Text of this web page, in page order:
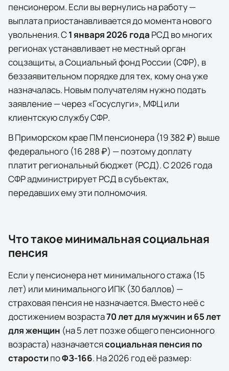
пенсионером. Если вы вернулись на работу —
выплата приостанавливается до момента нового
увольнения. С1 января 2026 года РСД во многих
регионах устанавливает не местный орган
соцзащиты, а Социальный фонд России (СФР), в
беззаявительном порядке для тех, кому она уже
назначалась. Новым получателям нужно подать
заявление — через «Госуслуги», МФЦ или
клиентскую службу СФР.
ВПриморском краеПМ пенсионера (19 382 ₽) выше
федерального (16 288 ₽) — поэтому доплату
платит региональный бюджет (РСД). С 2026 года
СФР администрирует РСД в субъектах,
передавших ему эти полномочия.
Что такое минимальная социальная
пенсия
Если у пенсионера нет минимального стажа (15
лет) или минимального ИПК (30 баллов) —
страховая пенсия не назначается. Вместо неё с
достижением возраста70 лет для мужчин и 65 лет
для женщин (на 5 лет позже общего пенсионного
возраста) назначаетсясоциальная пенсия по
старостипоФЗ-166. На2026 год её размер: